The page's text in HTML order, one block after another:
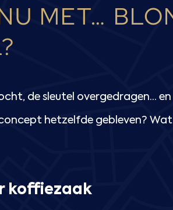
MET…
de sleutel overgedragen… en
hetzelfde gebleven?
koffiezaak